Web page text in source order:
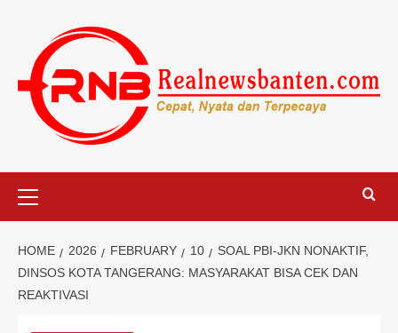
content
Menu
HOME 2026 FEBRUARY 10
SOAL PBI-JKN NONAKTIF,
DINSOS KOTA TANGERANG: MASYARAKAT BISA CEK DAN
REAKTIVASI